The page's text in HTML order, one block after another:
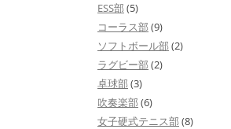
ESS部 (5)
コーラス部 (9)
ソフトボール部 (2)
ラグビー部 (2)
卓球部 (3)
吹奏楽部 (6)
女子硬式テニス部 (8)